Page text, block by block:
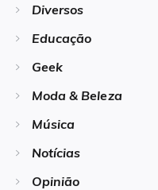
Diversos
Educação
Geek
Moda & Beleza
Música
Notícias
Opinião